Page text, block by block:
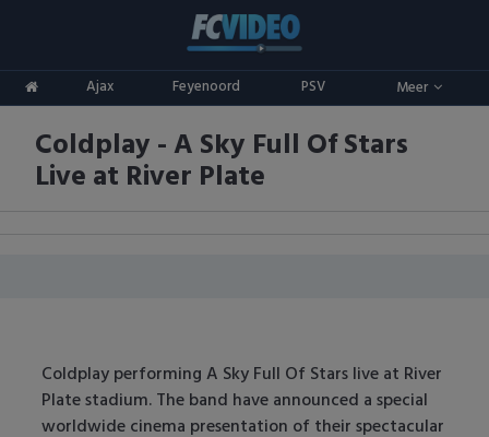
Ajax Feyenoord PSV Meer
ADO Den Haag
Ajax
FC Utrecht
Competities
Eredivisie
Champions League
Oranje
Coldplay - A Sky Full Of Stars
Live at River Plate
Coldplay performing A Sky Full Of Stars live at River
Plate stadium. The band have announced a special
worldwide cinema presentation of their spectacular